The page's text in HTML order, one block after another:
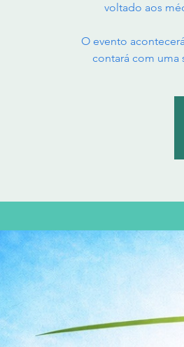
voltado aos
O evento
contará com uma